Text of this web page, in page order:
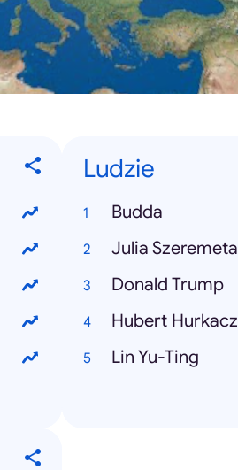
Ludzie
Budda
Julia Szeremeta
Donald Trump
Hubert Hurkacz
Lin Yu-Ting